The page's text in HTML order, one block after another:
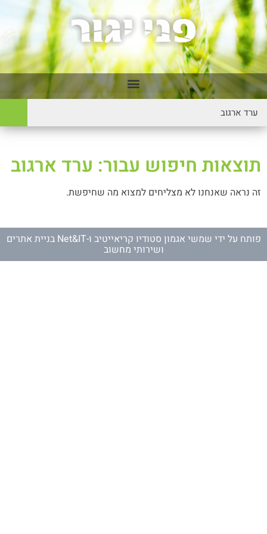
תוצאות חיפוש עבור: ערד ארגוב
זה נראה שאנחנו לא מצליחים למצוא מה שחיפשת.
פותח על ידי שמשי אגמון סטודיו קריאייטיב ו- Net&IT בניית אתרים
ושירותי מחשוב